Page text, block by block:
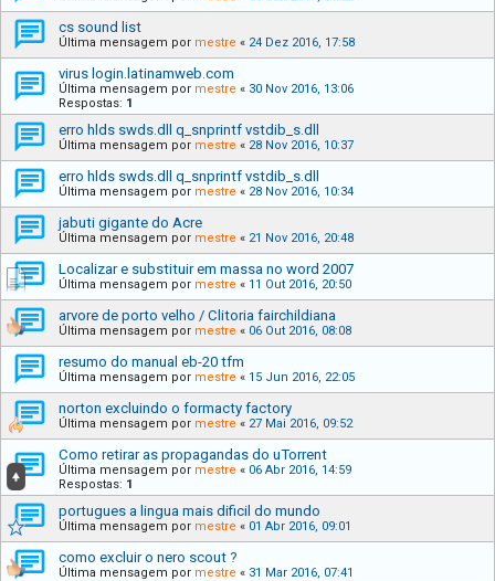
cs sound list
Última mensagem por mestre « 24 Dez 2016, 17:58
virus login.latinamweb.com
Última mensagem por mestre « 30 Nov 2016, 13:06
Respostas: 1
erro hlds swds.dll q_snprintf vstdib_s.dll
Última mensagem por mestre « 28 Nov 2016, 10:37
erro hlds swds.dll q_snprintf vstdib_s.dll
Última mensagem por mestre « 28 Nov 2016, 10:34
jabuti gigante do Acre
Última mensagem por mestre « 21 Nov 2016, 20:48
Localizar e substituir em massa no word 2007
Última mensagem por mestre « 11 Out 2016, 20:50
arvore de porto velho / Clitoria fairchildiana
Última mensagem por mestre « 06 Out 2016, 08:08
resumo do manual eb-20 tfm
Última mensagem por mestre « 15 Jun 2016, 22:05
norton excluindo o formacty factory
Última mensagem por mestre « 27 Mai 2016, 09:52
Como retirar as propagandas do uTorrent
Última mensagem por mestre « 06 Abr 2016, 14:59
Respostas: 1
portugues a lingua mais dificil do mundo
Última mensagem por mestre « 01 Abr 2016, 09:01
como excluir o nero scout ?
Última mensagem por mestre « 31 Mar 2016, 07:41